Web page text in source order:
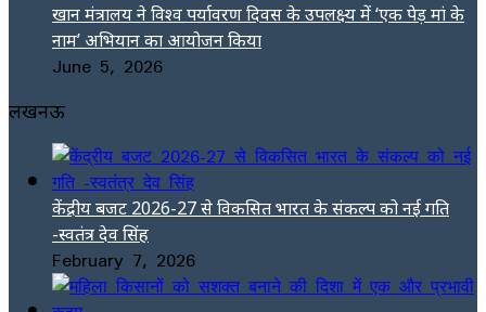
खान मंत्रालय ने विश्व पर्यावरण दिवस के उपलक्ष्य में ‘एक पेड़ मां के
नाम’ अभियान का आयोजन किया
June 5, 2026
लखनऊ
केंद्रीय बजट 2026-27 से विकसित भारत के संकल्प को नई गति
-स्वतंत्र देव सिंह
February 7, 2026